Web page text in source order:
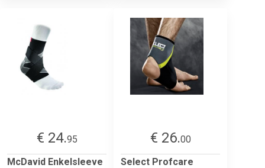
€ 24.95
McDavid Enkelsleeve
€ 26.00
Select Profcare